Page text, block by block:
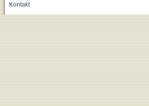
Kontakt